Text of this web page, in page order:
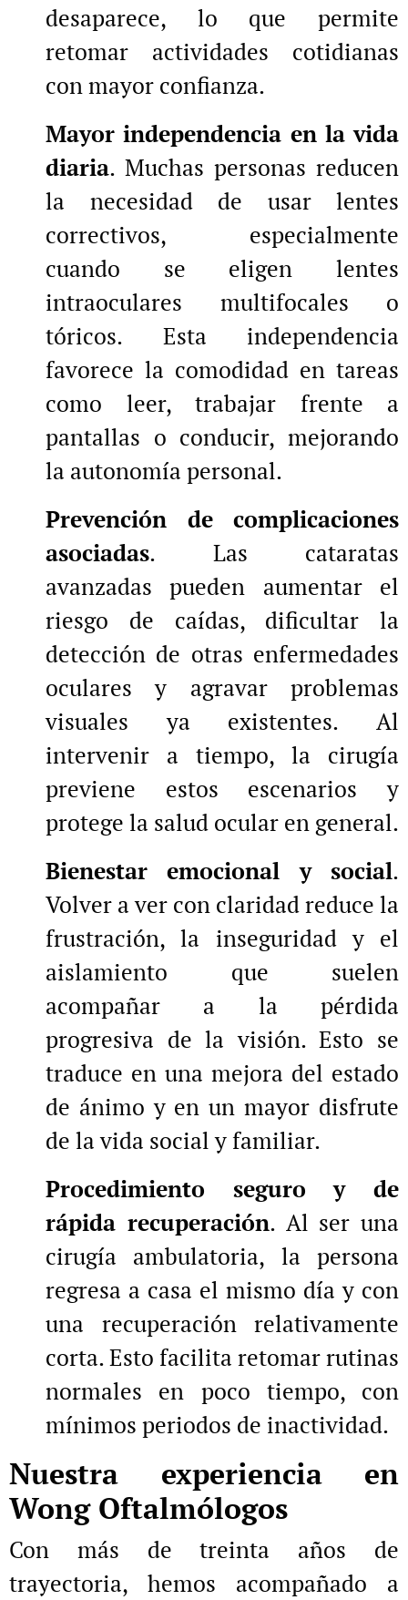
desaparece, lo que permite
retomar actividades cotidianas
con mayor confianza.
Mayor independencia en la vida
diaria. Muchas personas reducen
la necesidad de usar lentes
correctivos, especialmente
cuando se eligen lentes
intraoculares multifocales o
tóricos. Esta independencia
favorece la comodidad en tareas
como leer, trabajar frente a
pantallas o conducir, mejorando
la autonomía personal.
Prevención de complicaciones
asociadas. Las cataratas
avanzadas pueden aumentar el
riesgo de caídas, dificultar la
detección de otras enfermedades
oculares y agravar problemas
visuales ya existentes. Al
intervenir a tiempo, la cirugía
previene estos escenarios y
protege la salud ocular en general.
Bienestar emocional y social.
Volver a ver con claridad reduce la
frustración, la inseguridad y el
aislamiento que suelen
acompañar a la pérdida
progresiva de la visión. Esto se
traduce en una mejora del estado
de ánimo y en un mayor disfrute
de la vida social y familiar.
Procedimiento seguro y de
rápida recuperación. Al ser una
cirugía ambulatoria, la persona
regresa a casa el mismo día y con
una recuperación relativamente
corta. Esto facilita retomar rutinas
normales en poco tiempo, con
mínimos periodos de inactividad.
Nuestra experiencia en
Wong Oftalmólogos
Con más de treinta años de
trayectoria, hemos acompañado a